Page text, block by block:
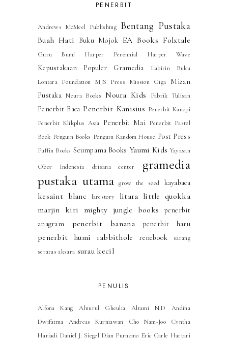
PENERBIT
Andrews McMeel Publishing Bentang Pustaka
Buah Hati Buku Mojok EA Books Folxtale
Guru Bumi Harper Perennial Harper Wave
Kepustakaan Populer Gramedia
Labirin Buku
Lontara Foundation MJS Press Mission Giga
Mizan
Pustaka Noura Books Noura Kids Pabrik Tulisan
Penerbit Baca Penerbit Kanisius Penerbit Kanopi
Penerbit Klikplus Asia Penerbit Mai Penerbit Pastel
Book Penguin Books Penguin Random House Post Press
Puffin Books Seumpama Books Yaumi Kids Yayasan
Obor Indonesia
drisana center
gramedia
pustaka utama grow the seed kayabaca
kesaint blanc larestory litara little quokka
marjin kiri mighty jungle books
penerbit
anagram
penerbit banana penerbit haru
penerbit humi rabbithole renebook
sarang
seratus aksara surau kecil
PENULIS
Alfona Kang Alnurul Gheulia Altami N.D
Andina
Dwifatma
Andreas Kurniawan Cho Nam-Joo
Cyntha
Hariadi Daniel J. Siegel Dian Purnomo Eric Carle Hartari